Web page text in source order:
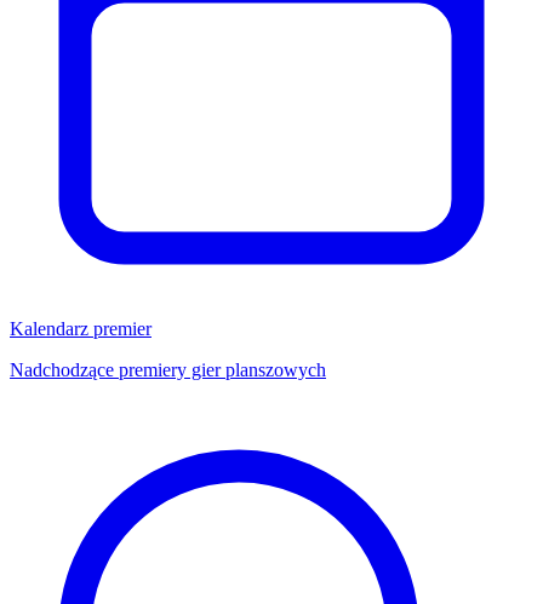
Kalendarz premier
Nadchodzące premiery gier planszowych